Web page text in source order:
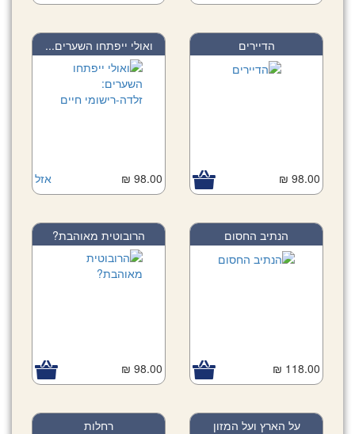
הדיירים
98.00 ₪
ואולי ייפתחו השערים...
אזל 98.00 ₪
הנתיב החסום
118.00 ₪
הרובוטית מאוהבת?
98.00 ₪
על הארץ ועל המזון רחלות